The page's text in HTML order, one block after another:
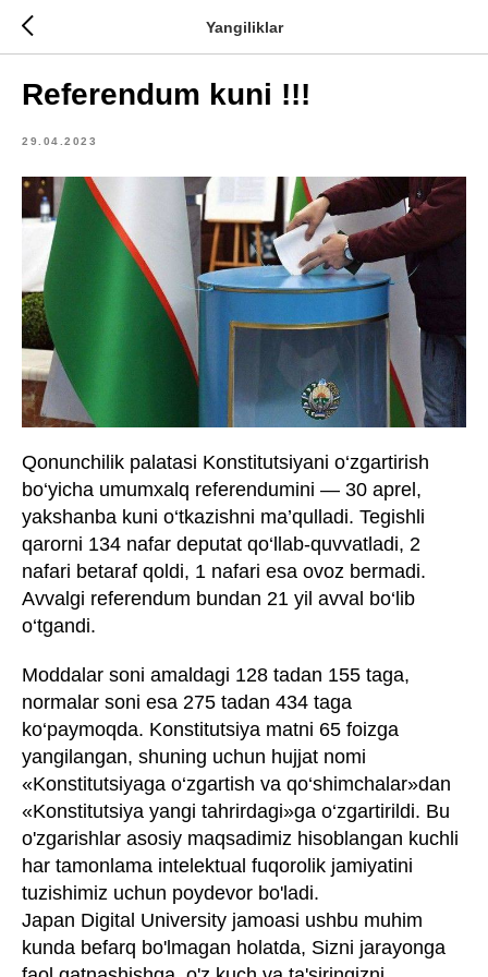
Yangiliklar
Referendum kuni !!!
29.04.2023
Qonunchilik palatasi Konstitutsiyani o‘zgartirish
bo‘yicha umumxalq referendumini — 30 aprel,
yakshanba kuni o‘tkazishni ma’qulladi. Tegishli
qarorni 134 nafar deputat qo‘llab-quvvatladi, 2
nafari betaraf qoldi, 1 nafari esa ovoz bermadi.
Avvalgi referendum bundan 21 yil avval bo‘lib
o‘tgandi.
Moddalar soni amaldagi 128 tadan 155 taga,
normalar soni esa 275 tadan 434 taga
ko‘paymoqda. Konstitutsiya matni 65 foizga
yangilangan, shuning uchun hujjat nomi
«Konstitutsiyaga o‘zgartish va qo‘shimchalar»dan
«Konstitutsiya yangi tahrirdagi»ga o‘zgartirildi. Bu
o'zgarishlar asosiy maqsadimiz hisoblangan kuchli
har tamonlama intelektual fuqorolik jamiyatini
tuzishimiz uchun poydevor bo'ladi.
Japan Digital University jamoasi ushbu muhim
kunda befarq bo'lmagan holatda, Sizni jarayonga